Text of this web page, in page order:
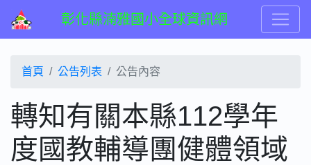
彰化縣湳雅國小全球資訊網
首頁 公告列表 公告內容
轉知有關本縣112學年
度國教輔導團健體領域